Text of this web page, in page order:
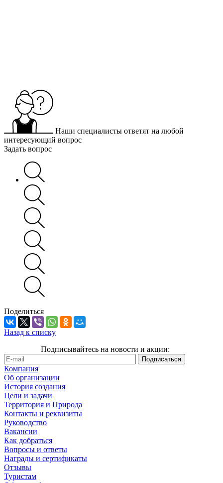
Наши специалисты ответят на любой
интересующий вопрос
Задать вопрос
Поделиться
Назад к списку
Подписывайтесь на новости и акции:
Компания
Об организации
История создания
Цели и задачи
Территория и Природа
Контакты и реквизиты
Руководство
Вакансии
Как добраться
Вопросы и ответы
Награды и сертификаты
Отзывы
Туристам